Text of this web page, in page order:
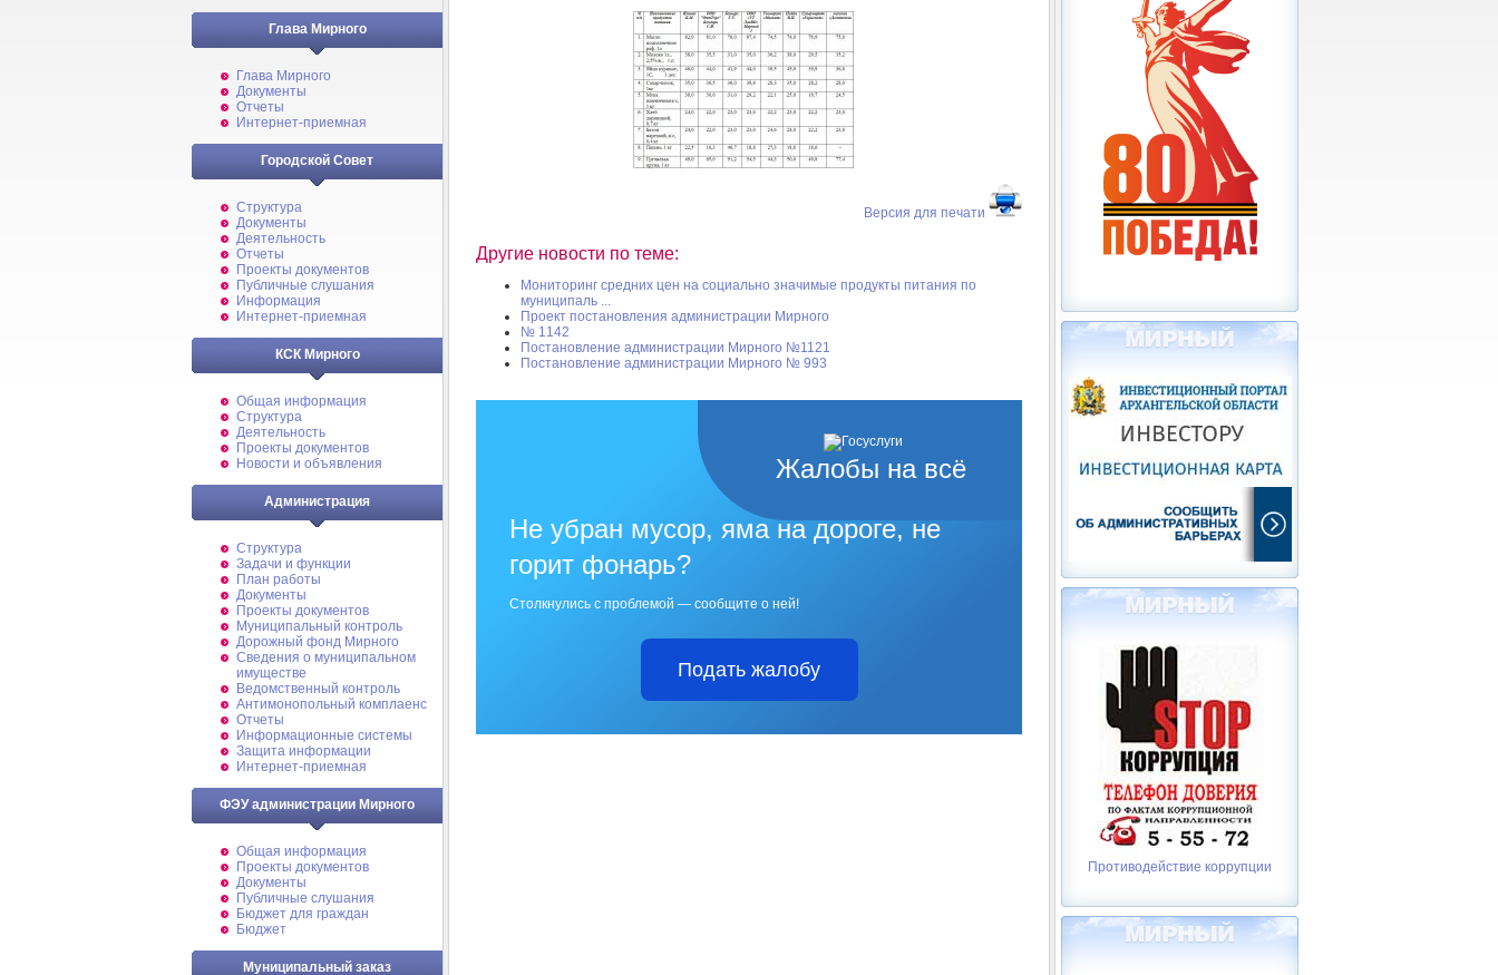
Глава Мирного
Глава Мирного
Документы
Отчеты
Интернет-приемная
Городской Совет
Структура
Документы
Деятельность
Отчеты
Проекты документов
Публичные слушания
Информация
Интернет-приемная
КСК Мирного
Общая информация
Структура
Деятельность
Проекты документов
Новости и объявления
Администрация
Структура
Задачи и функции
План работы
Документы
Проекты документов
Муниципальный контроль
Дорожный фонд Мирного
Cведения о муниципальном
имуществе
Ведомственный контроль
Антимонопольный комплаенс
Отчеты
Информационные системы
Защита информации
Интернет-приемная
ФЭУ администрации Мирного
Общая информация
Проекты документов
Документы
Публичные слушания
Бюджет для граждан
Бюджет
Муниципальный заказ
Версия для печати
Другие новости по теме:
Мониторинг средних цен на социально значимые продукты питания по
муниципаль ...
Проект постановления администрации Мирного
№ 1142
Постановление администрации Мирного №1121
Постановление администрации Мирного № 993
Жалобы на всё
Не убран мусор, яма на дороге, не
горит фонарь?
Столкнулись с проблемой — сообщите о ней!
Подать жалобу
Противодействие коррупции